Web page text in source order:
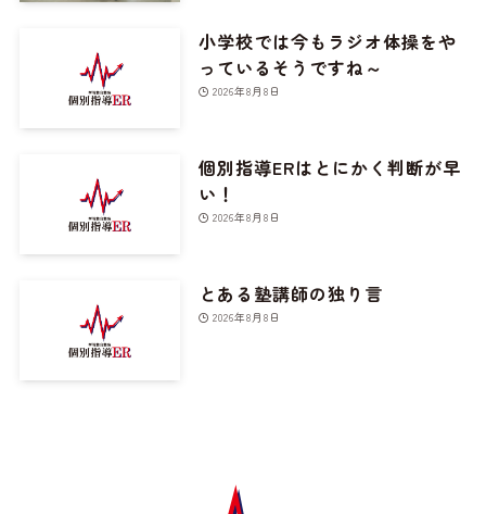
小学校では今もラジオ体操をや
っているそうですね～
2026年8月8日
個別指導ERはとにかく判断が早
い！
2026年8月8日
とある塾講師の独り言
2026年8月8日